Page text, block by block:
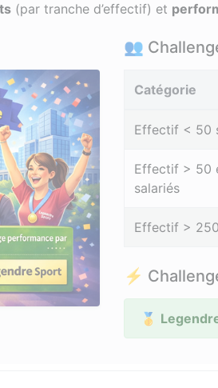
(par tranche d’effectif) et
👥
Catégorie
Effectif < 50
Effectif > 50
salariés
Effectif >
⚡
🥇